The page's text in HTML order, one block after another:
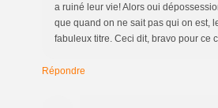
a ruiné leur vie! Alors oui
que quand on ne sait pas qui on est,
fabuleux titre. Ceci dit, bravo pour ce
Répondre